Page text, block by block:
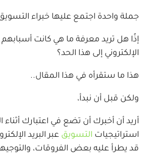
جملة واحدة اجتمع عليها خبراء
إذًا هل تريد معرفة ما هي كانت
الإلكتروني إلى هذا الحد؟
هذا ما ستقرأه في هذا المقال..
ولكن قبل أن نبدأ،
أريد أن أخبرك أن تضع في اعتبارك
استراتيجيات التسويق عبر البريد
قد يطرأ عليه بعض الفروقات،